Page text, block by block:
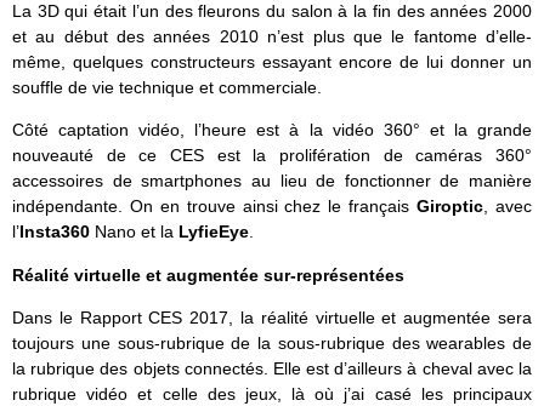
La 3D qui était l’un des fleurons du salon à la fin des années 2000
et au début des années 2010 n’est plus que le fantome d’elle-
même, quelques constructeurs essayant encore de lui donner un
souffle de vie technique et commerciale.
Côté captation vidéo, l’heure est à la vidéo 360° et la grande
nouveauté de ce CES est la prolifération de caméras 360°
accessoires de smartphones au lieu de fonctionner de manière
indépendante. On en trouve ainsi chez le françaisGiroptic, avec
l’Insta360 Nano et la LyfieEye.
Réalité virtuelle et augmentée sur-représentées
Dans le Rapport CES 2017, la réalité virtuelle et augmentée sera
toujours une sous-rubrique de la sous-rubrique des wearables de
la rubrique des objets connectés. Elle est d’ailleurs à cheval avec la
rubrique vidéo et celle des jeux, là où j’ai casé les principaux